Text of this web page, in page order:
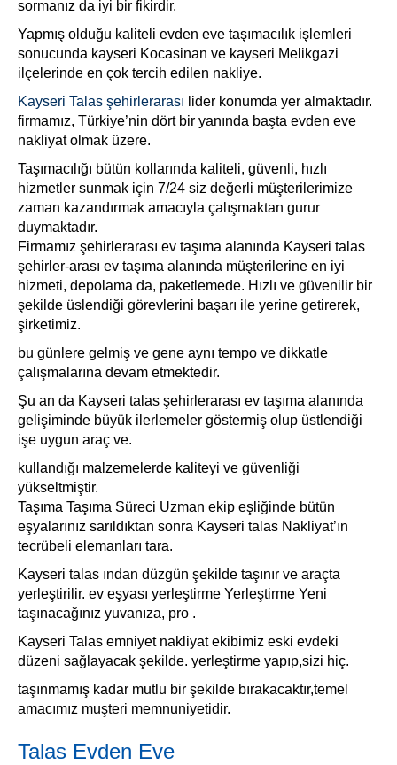
sormanız da iyi bir fikirdir.
Yapmış olduğu kaliteli evden eve taşımacılık işlemleri
sonucunda kayseri Kocasinan ve kayseri Melikgazi
ilçelerinde en çok tercih edilen nakliye.
Kayseri Talas şehirlerarası lider konumda yer almaktadır.
firmamız, Türkiye’nin dört bir yanında başta evden eve
nakliyat olmak üzere.
Taşımacılığı bütün kollarında kaliteli, güvenli, hızlı
hizmetler sunmak için 7/24 siz değerli müşterilerimize
zaman kazandırmak amacıyla çalışmaktan gurur
duymaktadır.
Firmamız şehirlerarası ev taşıma alanında Kayseri talas
şehirler-arası ev taşıma alanında müşterilerine en iyi
hizmeti, depolama da, paketlemede. Hızlı ve güvenilir bir
şekilde üslendiği görevlerini başarı ile yerine getirerek,
şirketimiz.
bu günlere gelmiş ve gene aynı tempo ve dikkatle
çalışmalarına devam etmektedir.
Şu an da Kayseri talas şehirlerarası ev taşıma alanında
gelişiminde büyük ilerlemeler göstermiş olup üstlendiği
işe uygun araç ve.
kullandığı malzemelerde kaliteyi ve güvenliği
yükseltmiştir.
Taşıma Taşıma Süreci Uzman ekip eşliğinde bütün
eşyalarınız sarıldıktan sonra Kayseri talas Nakliyat’ın
tecrübeli elemanları tara.
Kayseri talas ından düzgün şekilde taşınır ve araçta
yerleştirilir. ev eşyası yerleştirme Yerleştirme Yeni
taşınacağınız yuvanıza, pro .
Kayseri Talas emniyet nakliyat ekibimiz eski evdeki
düzeni sağlayacak şekilde. yerleştirme yapıp,sizi hiç.
taşınmamış kadar mutlu bir şekilde bırakacaktır,temel
amacımız muşteri memnuniyetidir.
Talas Evden Eve